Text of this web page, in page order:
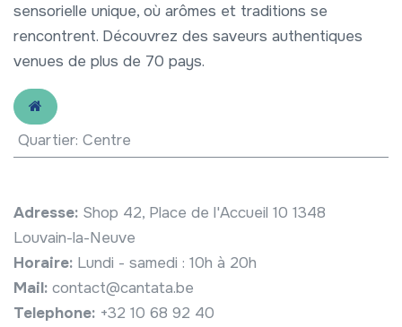
sensorielle unique, où arômes et traditions se
rencontrent. Découvrez des saveurs authentiques
venues de plus de 70 pays.
Quartier: Centre
Adresse: Shop 42, Place de l'Accueil 10 1348
Louvain-la-Neuve
Horaire: Lundi - samedi : 10h à 20h
Mail: contact@cantata.be
Telephone: +32 10 68 92 40